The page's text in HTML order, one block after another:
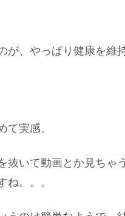
が、やっぱり健康を維
て実感。
抜いて動画とか見ちゃ
ね。。。